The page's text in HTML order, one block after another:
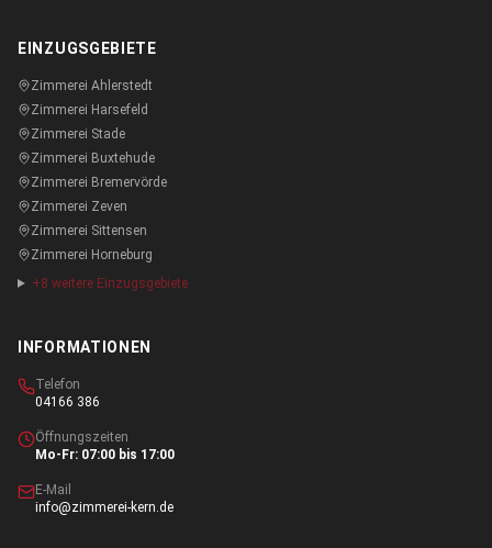
EINZUGSGEBIETE
Zimmerei Ahlerstedt
Zimmerei Harsefeld
Zimmerei Stade
Zimmerei Buxtehude
Zimmerei Bremervörde
Zimmerei Zeven
Zimmerei Sittensen
Zimmerei Horneburg
+8 weitere Einzugsgebiete
INFORMATIONEN
Telefon
04166 386
Öffnungszeiten
Mo-Fr: 07:00 bis 17:00
E-Mail
info@zimmerei-kern.de